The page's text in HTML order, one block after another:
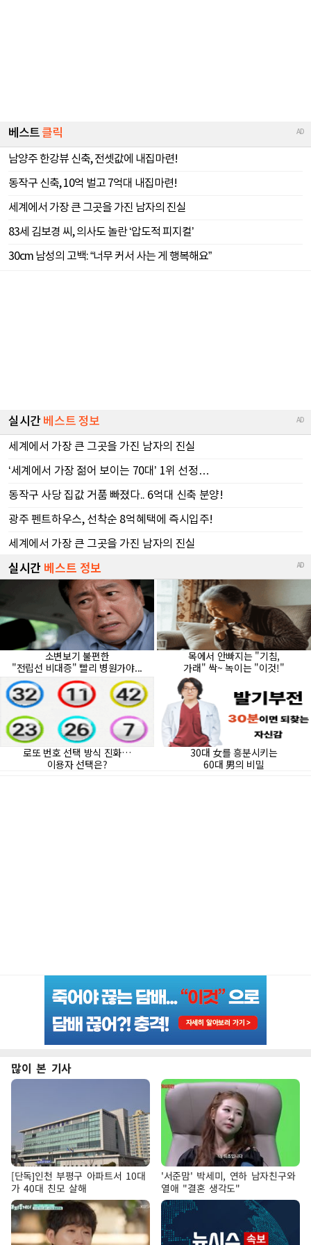
많이 본 기사
[단독]인천 부평구 아파트서 10대
가 40대 친모 살해
'서준맘' 박세미, 연하 남자친구와
열애 "결혼 생각도"